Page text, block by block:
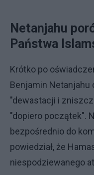
Netanjahu
Państwa
Krótko po
Benjamin Netanjahu
"dewastacji i
"dopiero początek".
bezpośrednio do
powiedział, że
niespodziewanego